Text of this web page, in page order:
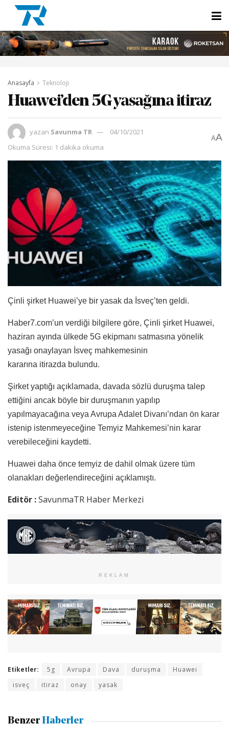
Anasayfa Teknoloji
Huawei’den 5G yasağına itiraz
yazan Savunma TR
04/10/2021
Okuma Süresi: 1 dakika okuma
AA
Çinli şirket Huawei’ye bir yasak da İsveç’ten geldi.
Haber7.com’un verdiği bilgilere göre, Çinli şirket Huawei,
haziran ayında ülkede 5G ekipmanı satmasına yönelik
yasağı onaylayan İsveç mahkemesinin
kararına itirazda bulundu.
Şirket yaptığı açıklamada, davada sözlü duruşma talep
ettiğini ancak böyle bir duruşmanın yapılıp
yapılmayacağına veya Avrupa Adalet Divanı’ndan ön karar
istenip istenmeyeceğine Temyiz Mahkemesi’nin karar
verebileceğini kaydetti.
Huawei daha önce temyiz de dahil olmak üzere tüm
olanakları değerlendireceğini açıklamıştı.
Editör :SavunmaTR Haber Merkezi
REKLAM
Etiketler: 5g Avrupa Dava duruşma
Huawei
isveç
itiraz onay yasak
Benzer Haberler